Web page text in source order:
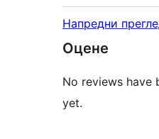
Напредни
Оцене
No reviews have
yet.